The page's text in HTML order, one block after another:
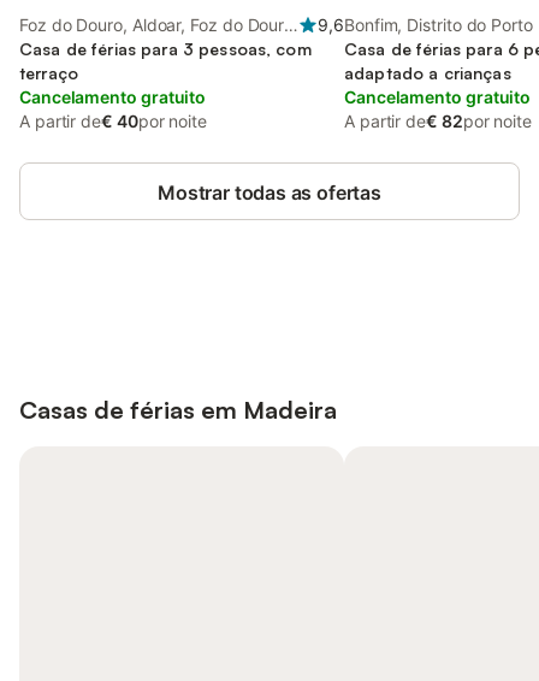
Foz do Douro, Aldoar, Foz do Douro
e Nevogilde
9,6
Casa de férias para 3 pessoas, com
terraço
Cancelamento gratuito
A partir de€ 40por noite
Bonfim, Distrito do Porto
Casa de férias para 6
adaptado a crianças
Cancelamento gratuito
A partir de€ 82por noite
Mostrar todas as ofertas
Casas de férias em Madeira